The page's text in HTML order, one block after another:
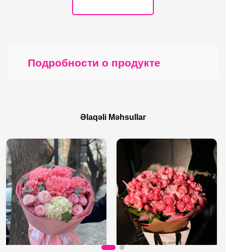
Подробности о продукте
Əlaqəli Məhsullar